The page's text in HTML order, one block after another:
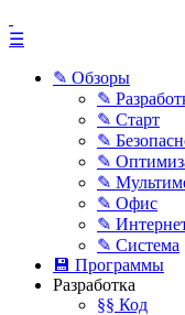
☰
✎ Обзоры
✎
✎ Старт
✎
✎
✎
✎ Офис
✎
✎ Система
💾 Программы
Разработка
§§ Код